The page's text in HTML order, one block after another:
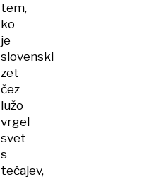
tem,
ko
je
slovenski
zet
čez
lužo
vrgel
svet
s
tečajev,